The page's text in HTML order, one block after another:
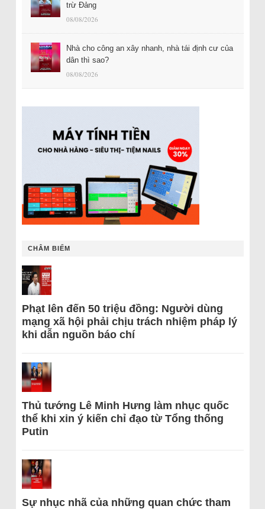
trừ Đảng
08/08/2026
Nhà cho công an xây nhanh, nhà tái định cư của
dân thì sao?
08/08/2026
CHÂM BIẾM
Phạt lên đến 50 triệu đồng: Người dùng
mạng xã hội phải chịu trách nhiệm pháp lý
khi dẫn nguồn báo chí
Thủ tướng Lê Minh Hưng làm nhục quốc
thể khi xin ý kiến chỉ đạo từ Tổng thống
Putin
Sự nhục nhã của những quan chức tham